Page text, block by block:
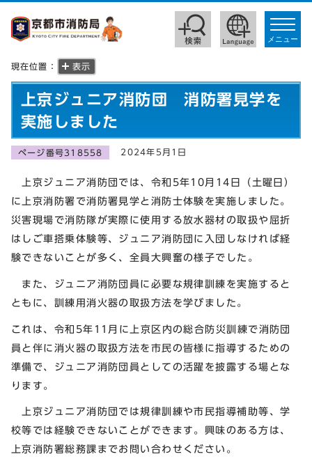
toggle
メニュー
現在位置： 表示
上京ジュニア消防団 消防署見学を
実施しました
ページ番号318558 2024年5月1日
上京ジュニア消防団では、令和5年10月14日（土曜日）
に上京消防署で消防署見学と消防士体験を実施しました。
災害現場で消防隊が実際に使用する放水器材の取扱や屈折
はしご車搭乗体験等、ジュニア消防団に入団しなければ経
験できないことが多く、全員大興奮の様子でした。
また、ジュニア消防団員に必要な規律訓練を実施すると
ともに、訓練用消火器の取扱方法を学びました。
これは、令和5年11月に上京区内の総合防災訓練で消防団
員と伴に消火器の取扱方法を市民の皆様に指導するための
準備で、ジュニア消防団員としての活躍を披露する場とな
ります。
上京ジュニア消防団では規律訓練や市民指導補助等、学
校等では経験できないことができます。興味のある方は、
上京消防署総務課までお問い合わせください。